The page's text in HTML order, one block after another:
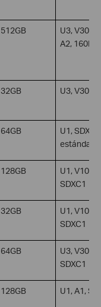
512GB
U3, V30,
A2,
32GB U3, V30,
64GB
U1,
estándar
128GB
U1, V10,
SDXC1
32GB
U1, V10,
SDXC1
64GB
U3, V30,
SDXC1
128GB U1, A1,